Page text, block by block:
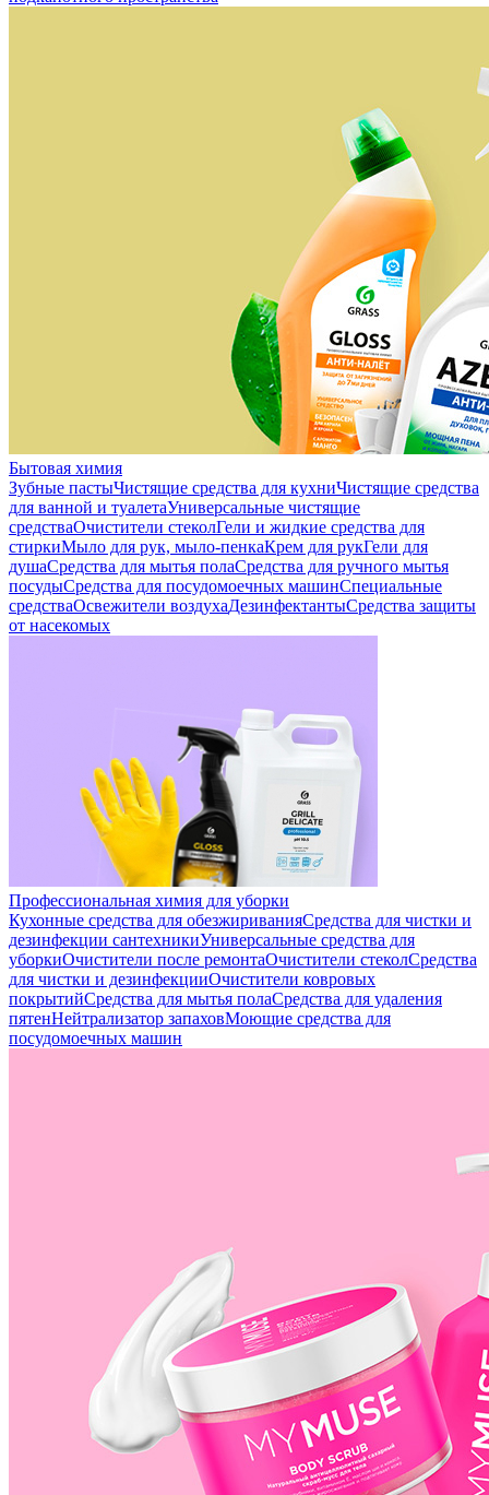
Бытовая химия
Зубные пастыЧистящие средства для кухниЧистящие средства
для ванной и туалетаУниверсальные чистящие
средстваОчистители стеколГели и жидкие средства для
стиркиМыло для рук, мыло-пенкаКрем для рукГели для
душаСредства для мытья полаСредства для ручного мытья
посудыСредства для посудомоечных машинСпециальные
средстваОсвежители воздухаДезинфектантыСредства защиты
от насекомых
Профессиональная химия для уборки
Кухонные средства для обезжириванияСредства для чистки и
дезинфекции сантехникиУниверсальные средства для
уборкиОчистители после ремонтаОчистители стеколСредства
для чистки и дезинфекцииОчистители ковровых
покрытийСредства для мытья полаСредства для удаления
пятенНейтрализатор запаховМоющие средства для
посудомоечных машин